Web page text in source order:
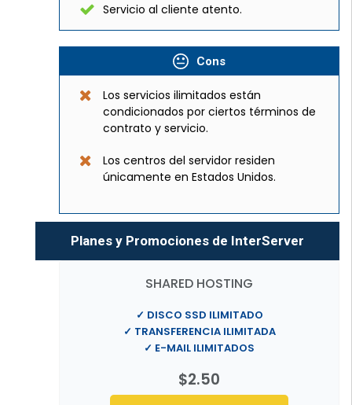
Servicio al cliente atento.
Cons
Los servicios ilimitados están
condicionados por ciertos términos de
contrato y servicio.
Los centros del servidor residen
únicamente en Estados Unidos.
Planes y Promociones de InterServer
SHARED HOSTING
$2.50
✓ DISCO SSD ILIMITADO
✓ TRANSFERENCIA ILIMITADA
✓ E-MAIL ILIMITADOS